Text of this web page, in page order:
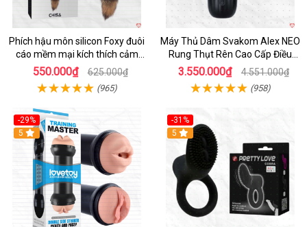
Phích hậu môn silicon Foxy đuôi
cáo mềm mại kích thích cảm
giác mới
550.000₫ 625.000₫
(965)
Máy Thủ Dâm Svakom Alex NEO
Rung Thụt Rên Cao Cấp Điều
Khiển App
3.550.000₫ 4.551.000₫
(958)
-29%
Hot
5
-31%
5